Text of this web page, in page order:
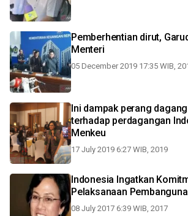
Pemberhentian dirut,
Menteri
05 December 2019 17:35 WIB,
Ini dampak perang
terhadap perdagangan
Menkeu
17 July 2019 6:27 WIB, 2019
Indonesia Ingatkan
Pelaksanaan
08 July 2017 6:39 WIB, 2017